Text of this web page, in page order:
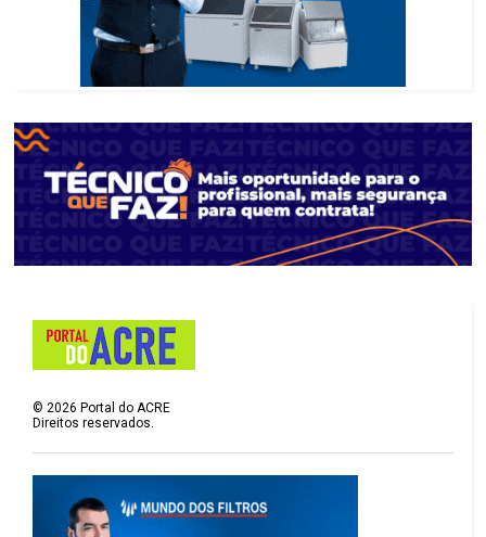
©2026 Portal do ACRE
Direitos reservados.